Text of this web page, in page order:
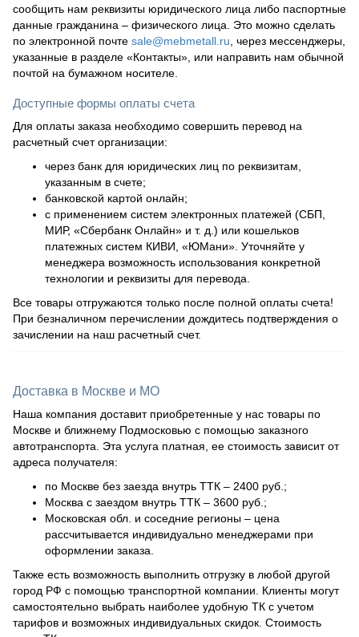
сообщить нам реквизиты юридического лица либо паспортные
данные гражданина – физического лица. Это можно сделать
по электронной почте sale@mebmetall.ru , через мессенджеры,
указанные в разделе «Контакты», или направить нам обычной
почтой на бумажном носителе.
Доступные формы оплаты счета
Для оплаты заказа необходимо совершить перевод на
расчетный счет организации:
через банк для юридических лиц по реквизитам,
указанным в счете;
банковской картой онлайн;
с применением систем электронных платежей (СБП,
МИР, «Сбербанк Онлайн» и т. д.) или кошельков
платежных систем КИВИ, «ЮМани». Уточняйте у
менеджера возможность использования конкретной
технологии и реквизиты для перевода.
Все товары отгружаются только после полной оплаты счета!
При безналичном перечислении дождитесь подтверждения о
зачислении на наш расчетный счет.
Доставка в Москве и МО
Наша компания доставит приобретенные у нас товары по
Москве и ближнему Подмосковью с помощью заказного
автотранспорта. Эта услуга платная, ее стоимость зависит от
адреса получателя:
по Москве без заезда внутрь ТТК – 2400 руб.;
Москва с заездом внутрь ТТК – 3600 руб.;
Московская обл. и соседние регионы – цена
рассчитывается индивидуально менеджерами при
оформлении заказа.
Также есть возможность выполнить отгрузку в любой другой
город РФ с помощью транспортной компании. Клиенты могут
самостоятельно выбрать наиболее удобную ТК с учетом
тарифов и возможных индивидуальных скидок. Стоимость